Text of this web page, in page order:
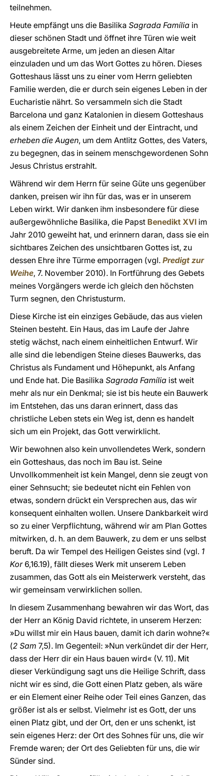
teilnehmen.
Heute empfängt uns die Basilika Sagrada Família in
dieser schönen Stadt und öffnet ihre Türen wie weit
ausgebreitete Arme, um jeden an diesen Altar
einzuladen und um das Wort Gottes zu hören. Dieses
Gotteshaus lässt uns zu einer vom Herrn geliebten
Familie werden, die er durch sein eigenes Leben in der
Eucharistie nährt. So versammeln sich die Stadt
Barcelona und ganz Katalonien in diesem Gotteshaus
als einem Zeichen der Einheit und der Eintracht, und
erheben die Augen, um dem Antlitz Gottes, des Vaters,
zu begegnen, das in seinem menschgewordenen Sohn
Jesus Christus erstrahlt.
Während wir dem Herrn für seine Güte uns gegenüber
danken, preisen wir ihn für das, was er in unserem
Leben wirkt. Wir danken ihm insbesondere für diese
außergewöhnliche Basilika, die Papst Benedikt XVI im
Jahr 2010 geweiht hat, und erinnern daran, dass sie ein
sichtbares Zeichen des unsichtbaren Gottes ist, zu
dessen Ehre ihre Türme emporragen (vgl. Predigt zur
Weihe, 7. November 2010). In Fortführung des Gebets
meines Vorgängers werde ich gleich den höchsten
Turm segnen, den Christusturm.
Diese Kirche ist ein einziges Gebäude, das aus vielen
Steinen besteht. Ein Haus, das im Laufe der Jahre
stetig wächst, nach einem einheitlichen Entwurf. Wir
alle sind die lebendigen Steine dieses Bauwerks, das
Christus als Fundament und Höhepunkt, als Anfang
und Ende hat. Die Basilika Sagrada Família ist weit
mehr als nur ein Denkmal; sie ist bis heute ein Bauwerk
im Entstehen, das uns daran erinnert, dass das
christliche Leben stets ein Weg ist, denn es handelt
sich um ein Projekt, das Gott verwirklicht.
Wir bewohnen also kein unvollendetes Werk, sondern
ein Gotteshaus, das noch im Bau ist. Seine
Unvollkommenheit ist kein Mangel, denn sie zeugt von
einer Sehnsucht; sie bedeutet nicht ein Fehlen von
etwas, sondern drückt ein Versprechen aus, das wir
konsequent einhalten wollen. Unsere Dankbarkeit wird
so zu einer Verpflichtung, während wir am Plan Gottes
mitwirken, d. h. an dem Bauwerk, zu dem er uns selbst
beruft. Da wir Tempel des Heiligen Geistes sind (vgl. 1
Kor6,16.19), fällt dieses Werk mit unserem Leben
zusammen, das Gott als ein Meisterwerk versteht, das
wir gemeinsam verwirklichen sollen.
In diesem Zusammenhang bewahren wir das Wort, das
der Herr an König David richtete, in unserem Herzen:
»Du willst mir ein Haus bauen, damit ich darin wohne?«
(2 Sam 7,5). Im Gegenteil: »Nun verkündet dir der Herr,
dass der Herr dir ein Haus bauen wird« (V. 11). Mit
dieser Verkündigung sagt uns die Heilige Schrift, dass
nicht wir es sind, die Gott einen Platz geben, als wäre
er ein Element einer Reihe oder Teil eines Ganzen, das
größer ist als er selbst. Vielmehr ist es Gott, der uns
einen Platz gibt, und der Ort, den er uns schenkt, ist
sein eigenes Herz: der Ort des Sohnes für uns, die wir
Fremde waren; der Ort des Geliebten für uns, die wir
Sünder sind.